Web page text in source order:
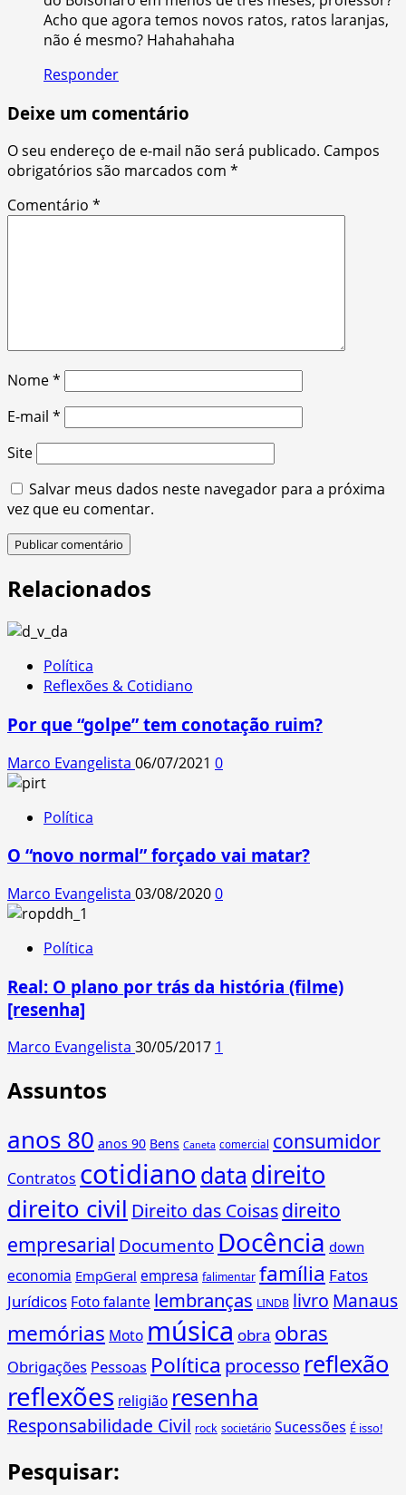
Acho que agora temos novos ratos, ratos laranjas,
não é mesmo? Hahahahaha
Responder
Deixe um comentário
O seu endereço de e-mail não será publicado. Campos
obrigatórios são marcados com *
Comentário *
Nome*
E-mail *
Site
Salvar meus dados neste navegador para a próxima
vez que eu comentar.
Relacionados
Política
Reflexões & Cotidiano
Por que “golpe” tem conotação ruim?
Marco Evangelista 06/07/2021 0
Política
O “novo normal” forçado vai matar?
Marco Evangelista 03/08/20200
Política
Real: O plano por trás da história (filme)
[resenha]
Marco Evangelista 30/05/2017 1
Assuntos
anos 80 anos 90 Bens Caneta comercial consumidor
Contratos cotidianodata direito
direito civil Direito das Coisasdireito
empresarial Documento Docência down
economia EmpGeral empresa falimentar família Fatos
Jurídicos Foto falante lembranças LINDB livro Manaus
memórias Moto música obra obras
Obrigações Pessoas Política processo reflexão
reflexões religião resenha
Responsabilidade Civil rock societário Sucessões É isso!
Pesquisar: